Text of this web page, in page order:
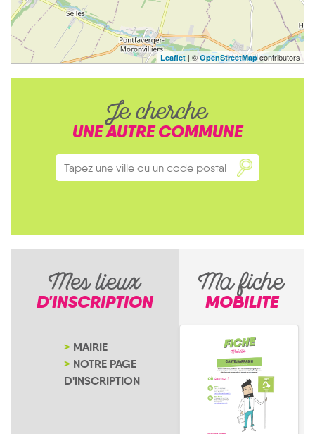
Leaflet | ©OpenStreetMapcontributors
Je cherche
UNE AUTRE COMMUNE
Mes lieux
D'INSCRIPTION
MAIRIE
NOTRE PAGE
D'INSCRIPTION
Ma fiche
MOBILITE